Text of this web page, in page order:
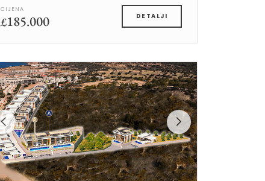
CIJENA
£185.000 DETALJI